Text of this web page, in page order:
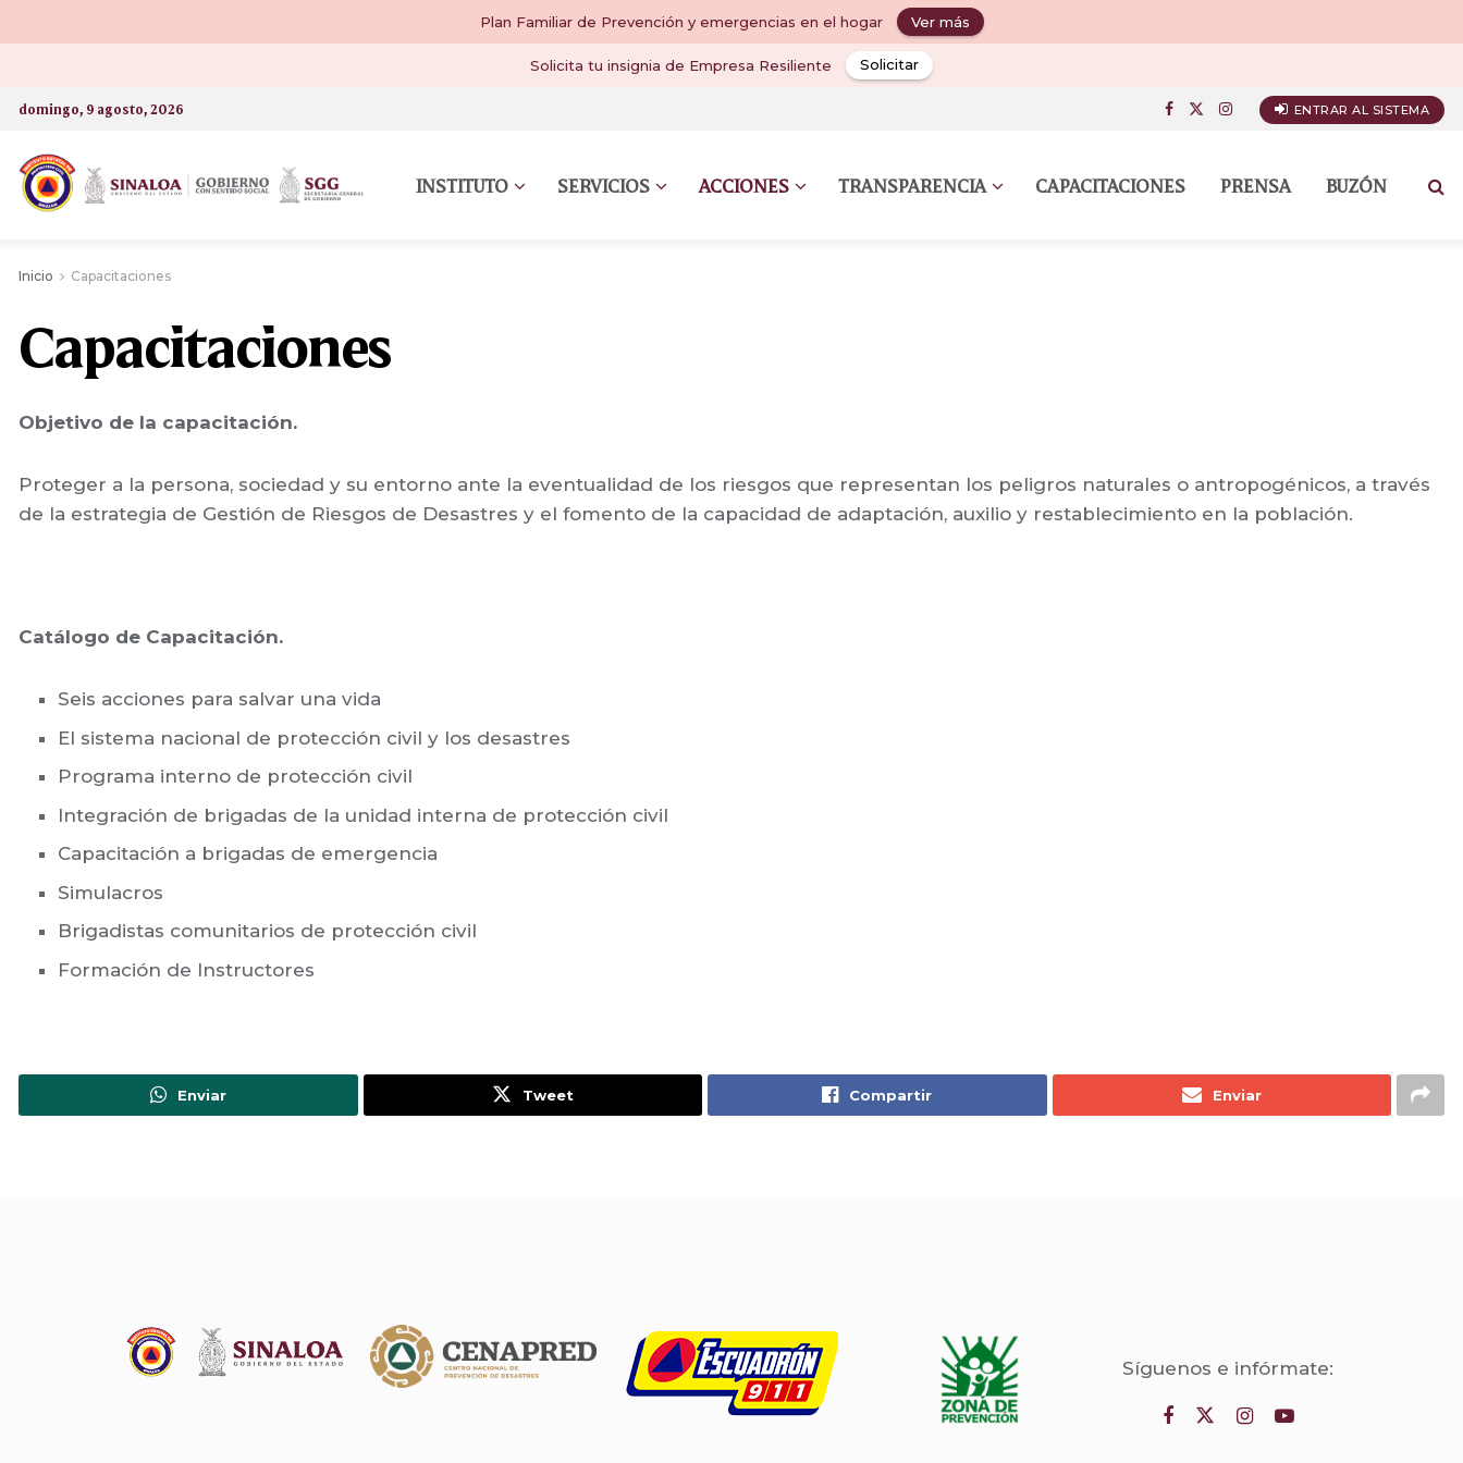
Plan Familiar de Prevención y emergencias en el hogar Ver más
Solicita tu insignia de Empresa Resiliente Solicitar
domingo, 9 agosto, 2026 ENTRAR AL SISTEMA
INSTITUTO SERVICIOS ACCIONES TRANSPARENCIA CAPACITACIONES PRENSA BUZÓN
Inicio Capacitaciones
Capacitaciones
Objetivo de la capacitación.
Proteger a la persona, sociedad y su entorno ante la eventualidad de los riesgos que representan los peligros naturales o antropogénicos, a través
de la estrategia de Gestión de Riesgos de Desastres y el fomento de la capacidad de adaptación, auxilio y restablecimiento en la población.
Catálogo de Capacitación.
Seis acciones para salvar una vida
El sistema nacional de protección civil y los desastres
Programa interno de protección civil
Integración de brigadas de la unidad interna de protección civil
Capacitación a brigadas de emergencia
Simulacros
Brigadistas comunitarios de protección civil
Formación de Instructores
Enviar Tweet Compartir Enviar
Síguenos e infórmate: